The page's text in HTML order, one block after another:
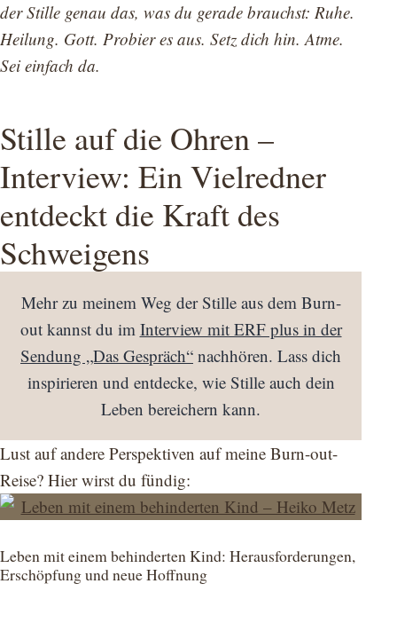
der Stille genau das, was du gerade brauchst: Ruhe.
Heilung. Gott. Probier es aus. Setz dich hin. Atme.
Sei einfach da.
Stille auf die Ohren –
Interview: Ein Vielredner
entdeckt die Kraft des
Schweigens
Mehr zu meinem Weg der Stille aus dem Burn-
out kannst du im Interview mit ERF plus in der
Sendung „Das Gespräch“ nachhören. Lass dich
inspirieren und entdecke, wie Stille auch dein
Leben bereichern kann.
Lust auf andere Perspektiven auf meine Burn-out-
Reise? Hier wirst du fündig:
Leben mit einem behinderten Kind: Herausforderungen,
Erschöpfung und neue Hoffnung